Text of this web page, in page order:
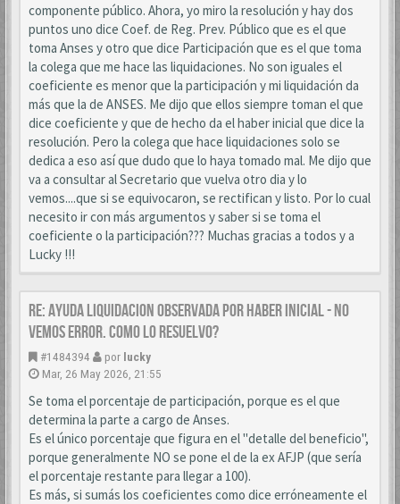
componente público. Ahora, yo miro la resolución y hay dos
puntos uno dice Coef. de Reg. Prev. Público que es el que
toma Anses y otro que dice Participación que es el que toma
la colega que me hace las liquidaciones. No son iguales el
coeficiente es menor que la participación y mi liquidación da
más que la de ANSES. Me dijo que ellos siempre toman el que
dice coeficiente y que de hecho da el haber inicial que dice la
resolución. Pero la colega que hace liquidaciones solo se
dedica a eso así que dudo que lo haya tomado mal. Me dijo que
va a consultar al Secretario que vuelva otro dia y lo
vemos....que si se equivocaron, se rectifican y listo. Por lo cual
necesito ir con más argumentos y saber si se toma el
coeficiente o la participación??? Muchas gracias a todos y a
Lucky !!!
Re: AYUDA LIQUIDACION OBSERVADA POR HABER INICIAL - NO
VEMOS ERROR. COMO LO RESUELVO?
#1484394 por lucky
Mar, 26 May 2026, 21:55
Se toma el porcentaje de participación, porque es el que
determina la parte a cargo de Anses.
Es el único porcentaje que figura en el "detalle del beneficio",
porque generalmente NO se pone el de la ex AFJP (que sería
el porcentaje restante para llegar a 100).
Es más, si sumás los coeficientes como dice erróneamente el